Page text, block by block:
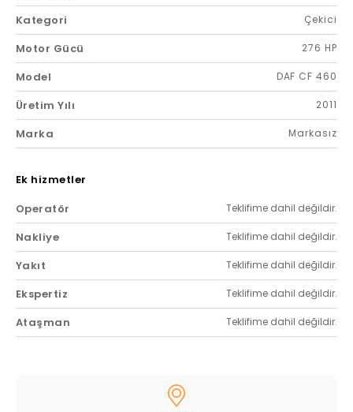
Kategori Çekici
Motor Gücü 276 HP
Model DAF CF 460
Üretim Yılı 2011
Marka Markasız
Ek hizmetler
Operatör
Teklifime dahil değildir.
Nakliye Teklifime dahil değildir.
Yakıt Teklifime dahil değildir.
Ekspertiz Teklifime dahil değildir.
Ataşman Teklifime dahil değildir.